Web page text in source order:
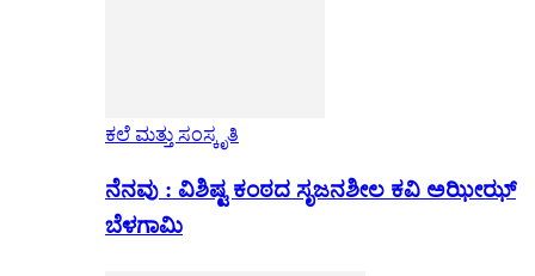
ಕಲೆ ಮತ್ತು ಸಂಸ್ಕೃತಿ
ನೆನವು : ವಿಶಿಷ್ಟ ಕಂಠದ ಸೃಜನಶೀಲ ಕವಿ ಅಝೀಝ್
ಬೆಳಗಾಮಿ